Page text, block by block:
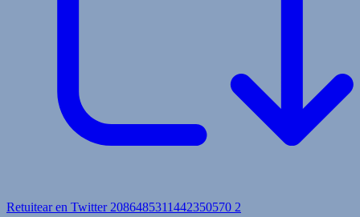
Retuitear en Twitter 2086485311442350570 2